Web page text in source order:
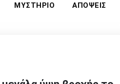
ΜΥΣΤΉΡΙΟ ΑΠΌΨΕΙΣ